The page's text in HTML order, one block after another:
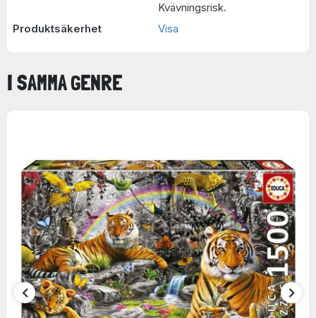
Kvävningsrisk.
Produktsäkerhet
Visa
I SAMMA GENRE